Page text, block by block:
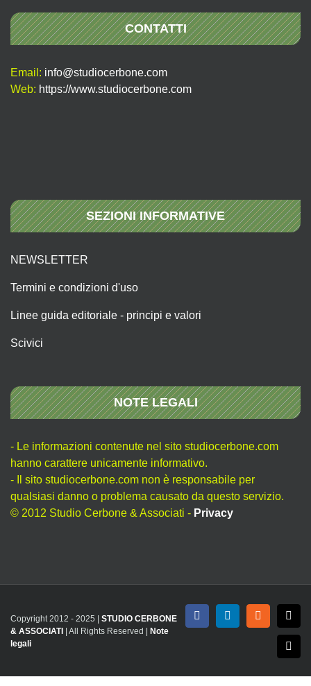
CONTATTI
Email: info@studiocerbone.com
Web: https://www.studiocerbone.com
SEZIONI INFORMATIVE
NEWSLETTER
Termini e condizioni d'uso
Linee guida editoriale - principi e valori
Scivici
NOTE LEGALI
- Le informazioni contenute nel sito studiocerbone.com
hanno carattere unicamente informativo.
- Il sito studiocerbone.com non è responsabile per
qualsiasi danno o problema causato da questo servizio.
© 2012 Studio Cerbone & Associati - Privacy
Copyright 2012 - 2025 | STUDIO CERBONE
& ASSOCIATI
| All Rights Reserved |
Note
legali
FacebookLinkedInRss X